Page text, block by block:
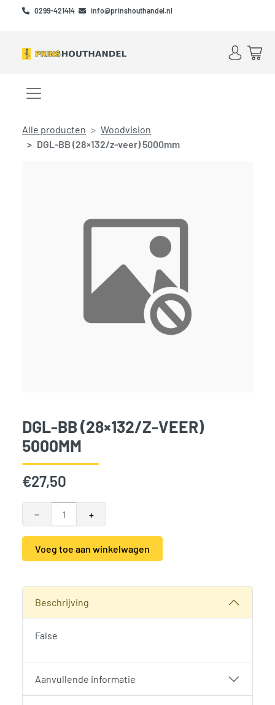
Skip to main content
Skip to footer
0299-421414 info@prinshouthandel.nl
Account
Menu openen/sluiten
Alle producten
Woodvision
DGL-BB (28×132/z-veer) 5000mm
DGL-BB (28×132/Z-VEER)
5000MM
€27,50
−
DGL-BB (28x132/z-veer) 5000mm aantal
+
Voeg toe aan winkelwagen
Beschrijving
False
Aanvullende informatie